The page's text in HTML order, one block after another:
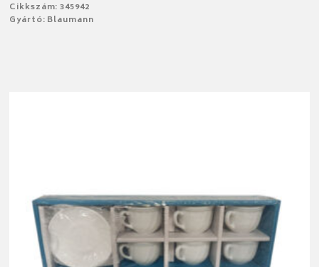
Cikkszám: 345942
Gyártó: Blaumann